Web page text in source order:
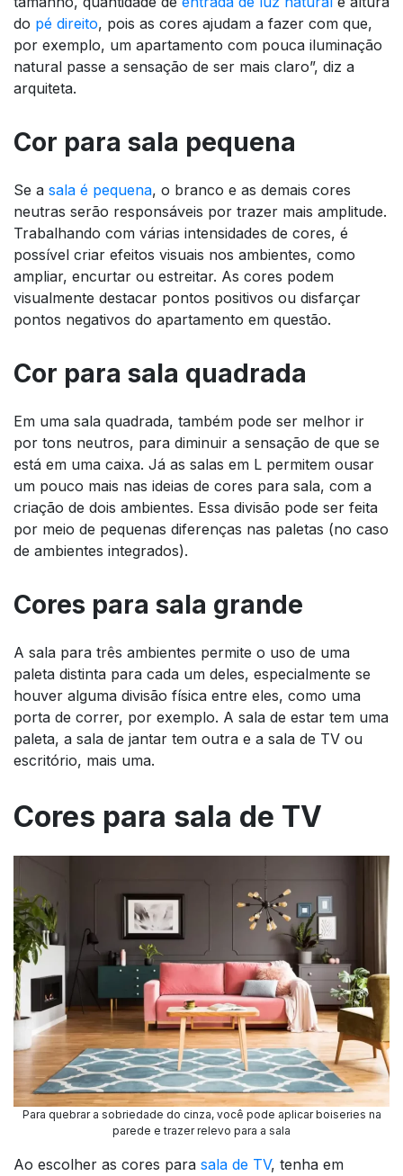
do pé direito, pois as cores ajudam a fazer com que,
por exemplo, um apartamento com pouca iluminação
natural passe a sensação de ser mais claro”, diz a
arquiteta.
Cor para sala pequena
Se a sala é pequena, o branco e as demais cores
neutras serão responsáveis por trazer mais amplitude.
Trabalhando com várias intensidades de cores, é
possível criar efeitos visuais nos ambientes, como
ampliar, encurtar ou estreitar. As cores podem
visualmente destacar pontos positivos ou disfarçar
pontos negativos do apartamento em questão.
Cor para sala quadrada
Em uma sala quadrada, também pode ser melhor ir
por tons neutros, para diminuir a sensação de que se
está em uma caixa. Já as salas em L permitem ousar
um pouco mais nas ideias de cores para sala, com a
criação de dois ambientes. Essa divisão pode ser feita
por meio de pequenas diferenças nas paletas (no caso
de ambientes integrados).
Cores para sala grande
A sala para três ambientes permite o uso de uma
paleta distinta para cada um deles, especialmente se
houver alguma divisão física entre eles, como uma
porta de correr, por exemplo. A sala de estar tem uma
paleta, a sala de jantar tem outra e a sala de TV ou
escritório, mais uma.
Cores para sala de TV
Para quebrar a sobriedade do cinza, você pode aplicarboiseries na
parede e trazer relevo para a sala
Ao escolher as cores para sala de TV, tenha em